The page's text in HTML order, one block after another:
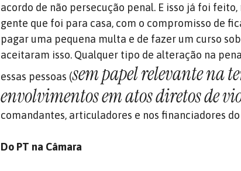
acordo de não persecução penal. E isso já foi
gente que foi para casa, com o compromisso de
pagar uma pequena multa e de fazer um curso
aceitaram isso. Qualquer tipo de alteração na
essas pessoas (sem papel relevante na
envolvimentos em atos diretos de
comandantes, articuladores e nos financiadores
Do PT na Câmara